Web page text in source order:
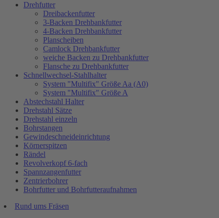
Drehfutter
Dreibackenfutter
3-Backen Drehbankfutter
4-Backen Drehbankfutter
Planscheiben
Camlock Drehbankfutter
weiche Backen zu Drehbankfutter
Flansche zu Drehbankfutter
Schnellwechsel-Stahlhalter
System "Multifix" Größe Aa (A0)
System "Multifix" Größe A
Abstechstahl Halter
Drehstahl Sätze
Drehstahl einzeln
Bohrstangen
Gewindeschneideinrichtung
Körnerspitzen
Rändel
Revolverkopf 6-fach
Spannzangenfutter
Zentrierbohrer
Bohrfutter und Bohrfutteraufnahmen
Rund ums Fräsen